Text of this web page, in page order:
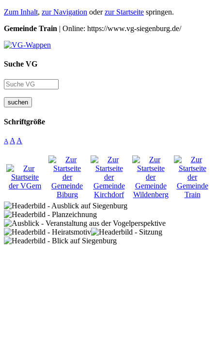
Zum Inhalt, zur Navigation oderzur Startseite springen.
Gemeinde Train | Online: https://www.vg-siegenburg.de/
Suche VG
suchen
Schriftgröße
A A A